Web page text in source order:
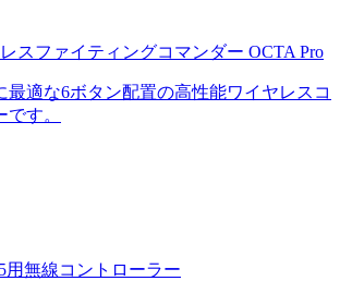
スファイティングコマンダー OCTA Pro
最適な6ボタン配置の高性能ワイヤレスコ
す。
用無線コントローラー